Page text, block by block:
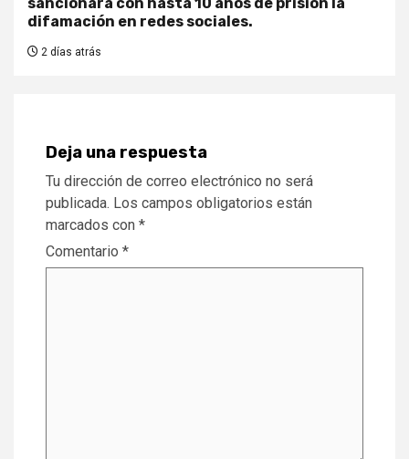
difamación en redes sociales.
2 días atrás
Deja una respuesta
Tu dirección de correo electrónico no será
publicada. Los campos obligatorios están
marcados con *
Comentario *